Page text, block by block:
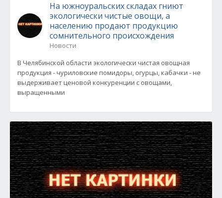
На южноуральских складах гниют
экологически чистые овощи, а
населению продают продукцию
сомнительного происхождения
Новости
В Челябинской области экологически чистая овощная
продукция - чуриловские помидоры, огурцы, кабачки - не
выдерживает ценовой конкуренции с овощами,
выращенными